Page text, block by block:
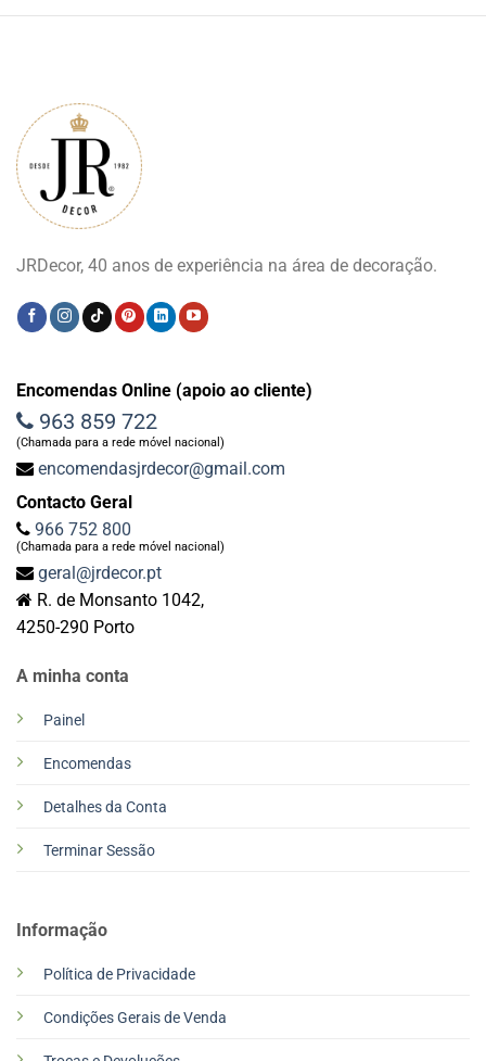
JRDecor, 40 anos de experiência na área de decoração.
A minha conta
Painel
Encomendas
Detalhes da Conta
Terminar Sessão
Informação
Política de Privacidade
Condições Gerais de Venda
Encomendas Online (apoio ao cliente)
963 859 722
(Chamada para a rede móvel nacional)
encomendasjrdecor@gmail.com
Contacto Geral
966 752 800
(Chamada para a rede móvel nacional)
geral@jrdecor.pt
R. de Monsanto 1042,
4250-290 Porto